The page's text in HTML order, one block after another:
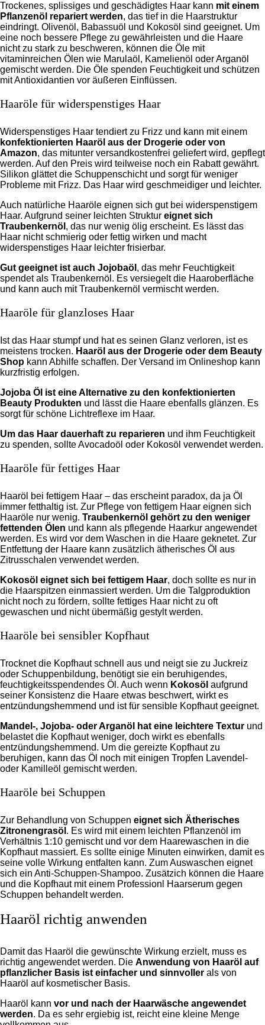
Trockenes, splissiges und geschädigtes Haar kann mit einem
Pflanzenöl repariert werden, das tief in die Haarstruktur
eindringt. Olivenöl, Babassuöl und Kokosöl sind geeignet. Um
eine noch bessere Pflege zu gewährleisten und die Haare
nicht zu stark zu beschweren, können die Öle mit
vitaminreichen Ölen wie Marulaöl, Kamelienöl oder Arganöl
gemischt werden. Die Öle spenden Feuchtigkeit und schützen
mit Antioxidantien vor äußeren Einflüssen.
Haaröle für widerspenstiges Haar
Widerspenstiges Haar tendiert zu Frizz und kann mit einem
konfektionierten Haaröl aus der Drogerie oder von
Amazon, das mitunter versandkostenfrei geliefert wird, gepflegt
werden. Auf den Preis wird teilweise noch ein Rabatt gewährt.
Silikon glättet die Schuppenschicht und sorgt für weniger
Probleme mit Frizz. Das Haar wird geschmeidiger und leichter.
Auch natürliche Haaröle eignen sich gut bei widerspenstigem
Haar. Aufgrund seiner leichten Struktur eignet sich
Traubenkernöl , das nur wenig ölig erscheint. Es lässt das
Haar nicht schmierig oder fettig wirken und macht
widerspenstiges Haar leichter frisierbar.
Gut geeignet ist auch Jojobaöl , das mehr Feuchtigkeit
spendet als Traubenkernöl. Es versiegelt die Haaroberfläche
und kann auch mit Traubenkernöl vermischt werden.
Haaröle für glanzloses Haar
Ist das Haar stumpf und hat es seinen Glanz verloren, ist es
meistens trocken. Haaröl aus der Drogerie oder dem Beauty
Shop kann Abhilfe schaffen. Der Versand im Onlineshop kann
kurzfristig erfolgen.
Jojoba Öl ist eine Alternative zu den konfektionierten
Beauty Produkten und lässt die Haare ebenfalls glänzen. Es
sorgt für schöne Lichtreflexe im Haar.
Um das Haar dauerhaft zu reparieren und ihm Feuchtigkeit
zu spenden, sollte Avocadoöl oder Kokosöl verwendet werden.
Haaröle für fettiges Haar
Haaröl bei fettigem Haar – das erscheint paradox, da ja Öl
immer fetthaltig ist. Zur Pflege von fettigem Haar eignen sich
Haaröle nur wenig. Traubenkernöl gehört zu den weniger
fettenden Ölen und kann als pflegende Haarkur angewendet
werden. Es wird vor dem Waschen in die Haare geknetet. Zur
Entfettung der Haare kann zusätzlich ätherisches Öl aus
Zitrusschalen verwendet werden.
Kokosöl eignet sich bei fettigem Haar, doch sollte es nur in
die Haarspitzen einmassiert werden. Um die Talgproduktion
nicht noch zu fördern, sollte fettiges Haar nicht zu oft
gewaschen und nicht übermäßig gestylt werden.
Haaröle bei sensibler Kopfhaut
Trocknet die Kopfhaut schnell aus und neigt sie zu Juckreiz
oder Schuppenbildung, benötigt sie ein beruhigendes,
feuchtigkeitsspendendes Öl. Auch wenn Kokosöl aufgrund
seiner Konsistenz die Haare etwas beschwert, wirkt es
entzündungshemmend und ist für sensible Kopfhaut geeignet.
Mandel-, Jojoba- oder Arganöl hat eine leichtere Textur und
belastet die Kopfhaut weniger, doch wirkt es ebenfalls
entzündungshemmend. Um die gereizte Kopfhaut zu
beruhigen, kann das Öl noch mit einigen Tropfen Lavendel-
oder Kamilleöl gemischt werden.
Haaröle bei Schuppen
Zur Behandlung von Schuppen eignet sich Ätherisches
Zitronengrasöl . Es wird mit einem leichten Pflanzenöl im
Verhältnis 1:10 gemischt und vor dem Haarewaschen in die
Kopfhaut massiert. Es sollte einige Minuten einwirken, damit es
seine volle Wirkung entfalten kann. Zum Auswaschen eignet
sich ein Anti-Schuppen-Shampoo. Zusätzich können die Haare
und die Kopfhaut mit einem Professionl Haarserum gegen
Schuppen behandelt werden.
Haaröl richtig anwenden
Damit das Haaröl die gewünschte Wirkung erzielt, muss es
richtig angewendet werden. Die Anwendung von Haaröl auf
pflanzlicher Basis ist einfacher und sinnvoller als von
Haaröl auf kosmetischer Basis.
Haaröl kann vor und nach der Haarwäsche angewendet
werden. Da es sehr ergiebig ist, reicht eine kleine Menge